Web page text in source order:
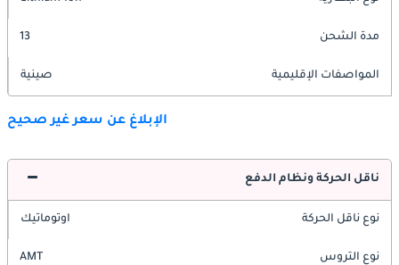
مدة الشحن 13
المواصفات الإقليمية صينية
الإبلاغ عن سعر غير صحيح
ناقل الحركة ونظام الدفع
نوع ناقل الحركة اوتوماتيك
نوع التروس AMT